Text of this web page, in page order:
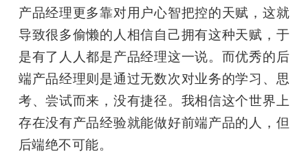
产品经理更多靠对用户心智把控的天赋，这就
导致很多偷懒的人相信自己拥有这种天赋，于
是有了人人都是产品经理这一说。而优秀的后
端产品经理则是通过无数次对业务的学习、思
考、尝试而来，没有捷径。我相信这个世界上
存在没有产品经验就能做好前端产品的人，但
后端绝不可能。